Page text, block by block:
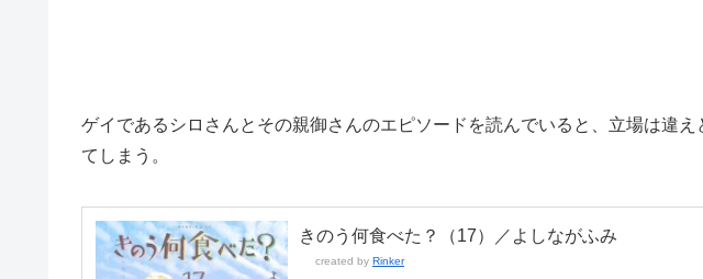
ゲイであるシロさんとその親御さんのエピソードを読んでいると、立場は違
てしまう。
きのう何食べた？（17）／よしながふみ
created by Rinker